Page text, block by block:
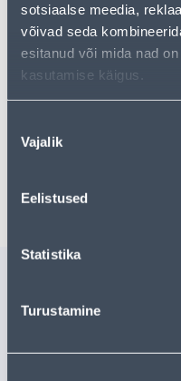
sotsiaalse meedia,
võivad seda
esitanud või mida nad
kasutamise käigus.
valik
Vajalik
Eelistused
Statistika
Turustamine
Ожидаемая
PÕRANDATELE